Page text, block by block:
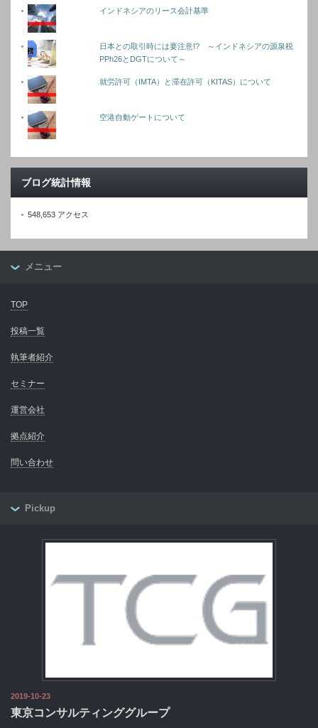
インドネシアのリース会計基準
日本との取引時には要注意!? ～インドネシアの源泉税
PPh26とDGTについて～
就労許可（IMTA）と滞在許可（KITAS）について
空港自動ゲートについて
ブログ統計情報
548,653 アクセス
メニュー
TOP
投稿一覧
執筆者紹介
セミナー
運営会社
拠点紹介
問い合わせ
Pickup
2019-10-23
東京コンサルティンググループ